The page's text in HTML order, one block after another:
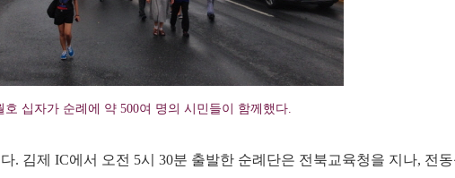
호 십자가 순례에 약 500여 명의 시민들이 함께했다.
. 김제 IC에서 오전 5시 30분 출발한 순례단은 전북교육청을 지나, 전